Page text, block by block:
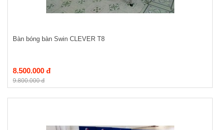
Bàn bóng bàn Swin CLEVER T8
8.500.000 đ
9.800.000 đ